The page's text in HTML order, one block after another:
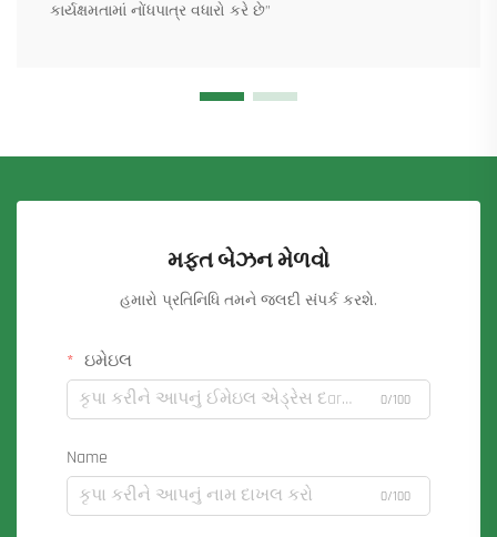
કાર્યક્ષમતામાં નોંધપાત્ર વધારો કરે છે”
મફત બેઝન મેળવો
હમારો પ્રતિનિધિ તમને જલદી સંપર્ક કરશે.
ઇમેઇલ
0/100
Name
0/100